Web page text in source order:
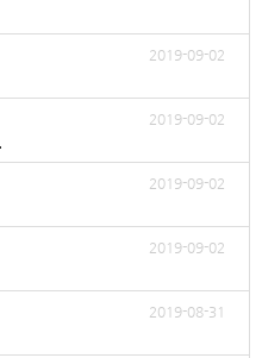
2019-09-02
2019-09-02
2019-09-02
2019-09-02
2019-08-31